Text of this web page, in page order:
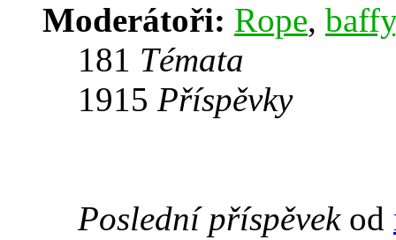
Moderátoři: Rope, baffy
181 Témata
1915 Příspěvky
Poslední příspěvekod